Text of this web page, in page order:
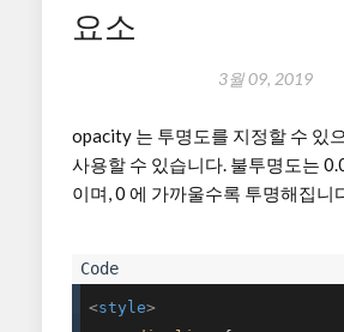
요소
3월 09, 2019
opacity 는 투명도를 지정할 수 있
사용할 수 있습니다. 불투명도는
이며, 0 에 가까울수록 투명해집니
<style>